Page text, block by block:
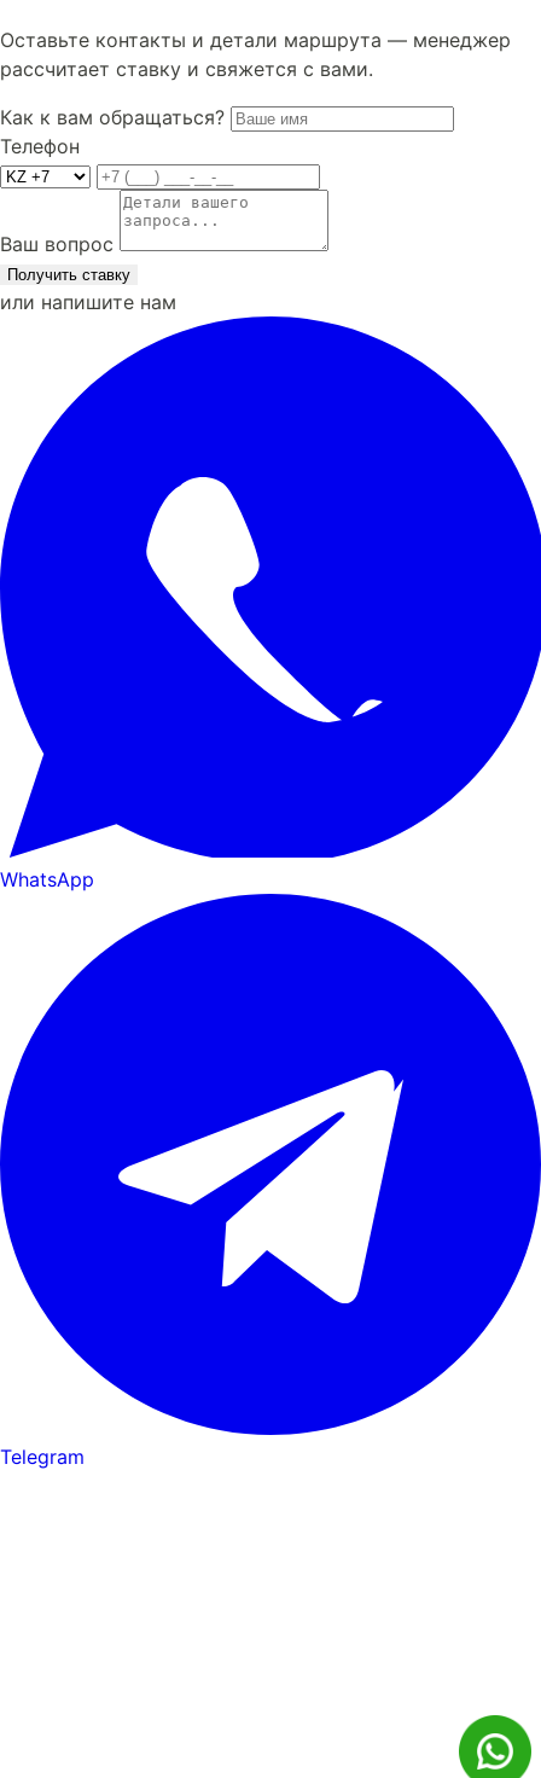
Оставьте контакты и детали маршрута — менеджер
рассчитает ставку и свяжется с вами.
Как к вам обращаться?
Телефон
Ваш вопрос
Получить ставку
или напишите нам
WhatsApp
Telegram